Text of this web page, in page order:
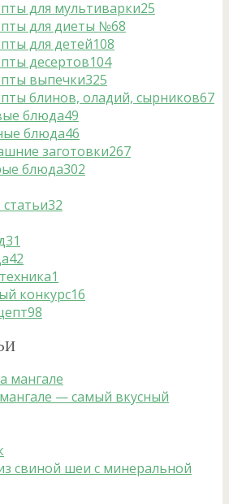
для мультиварки25
для диеты №68
для детей108
десертов104
выпечки325
блинов, оладий, сырников67
блюда49
блюда46
заготовки267
блюда302
32
31
42
1
конкурс16
98
— самый вкусный
свиной шеи с минеральной